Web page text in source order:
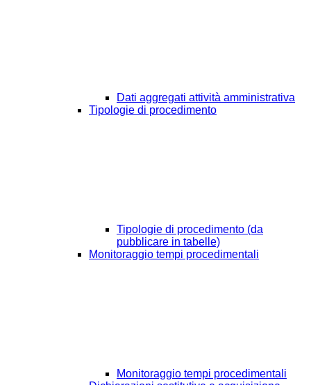
Dati aggregati attività amministrativa
Tipologie di procedimento
Tipologie di procedimento (da
pubblicare in tabelle)
Monitoraggio tempi procedimentali
Monitoraggio tempi procedimentali